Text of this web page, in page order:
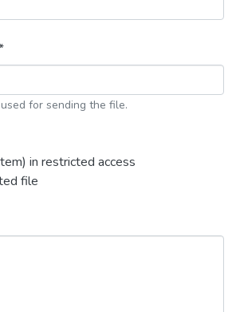
for sending the file.
in restricted access
file